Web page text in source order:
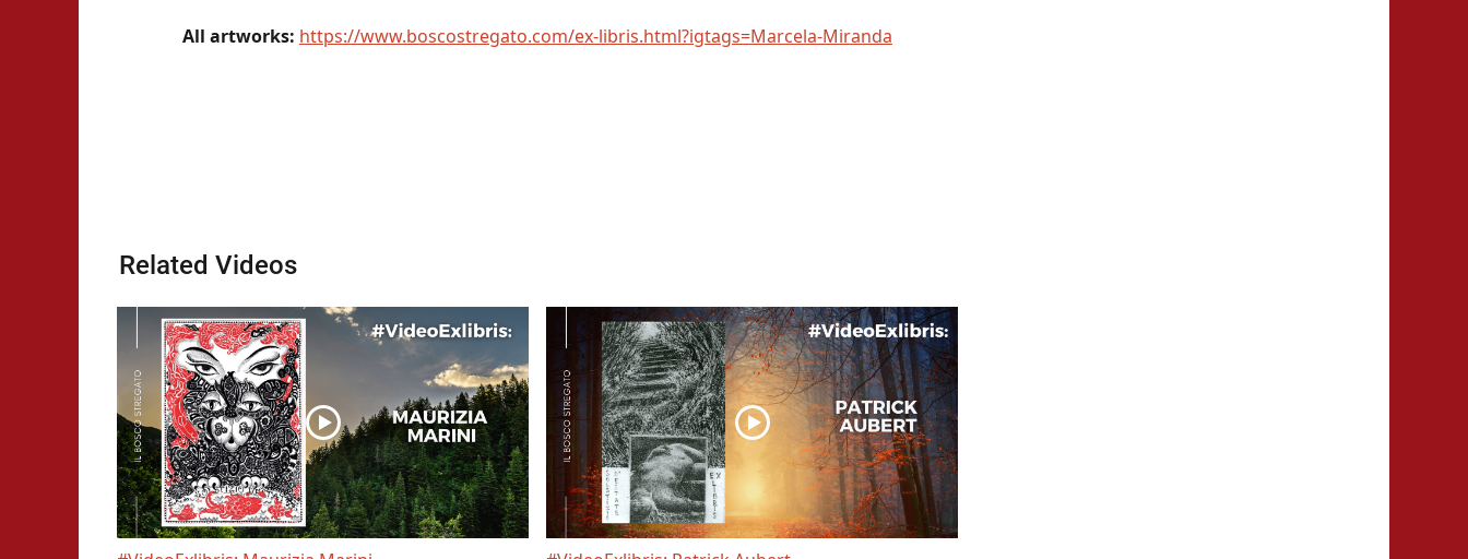
All artworks: https://www.boscostregato.com/ex-libris.html?igtags=Marcela-Miranda
Related Videos